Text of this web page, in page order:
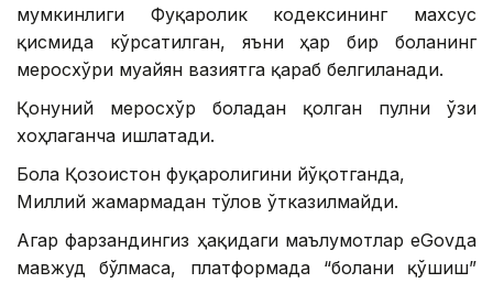
мумкинлиги Фуқаролик кодексининг махсус
қисмида кўрсатилган, яъни ҳар бир боланинг
меросхўри муайян вазиятга қараб белгиланади.
Қонуний меросхўр боладан қолган пулни ўзи
хоҳлаганча ишлатади.
Бола Қозоғистон фуқаролигини йўқотганда,
Миллий жамғармадан тўлов ўтказилмайди.
Агар фарзандингиз ҳақидаги маълумотлар eGovда
мавжуд бўлмаса, платформада “болани қўшиш”